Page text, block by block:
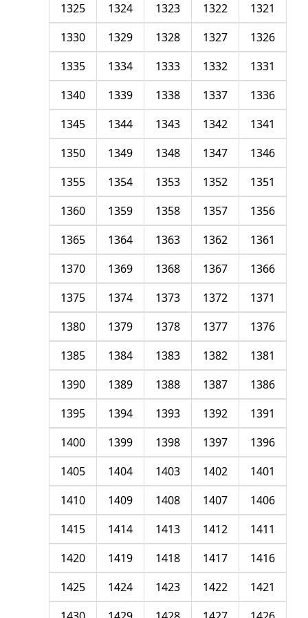
1321
1322
1323
1324
1325
1326
1327
1328
1329
1330
1331
1332
1333
1334
1335
1336
1337
1338
1339
1340
1341
1342
1343
1344
1345
1346
1347
1348
1349
1350
1351
1352
1353
1354
1355
1356
1357
1358
1359
1360
1361
1362
1363
1364
1365
1366
1367
1368
1369
1370
1371
1372
1373
1374
1375
1376
1377
1378
1379
1380
1381
1382
1383
1384
1385
1386
1387
1388
1389
1390
1391
1392
1393
1394
1395
1396
1397
1398
1399
1400
1401
1402
1403
1404
1405
1406
1407
1408
1409
1410
1411
1412
1413
1414
1415
1416
1417
1418
1419
1420
1421
1422
1423
1424
1425